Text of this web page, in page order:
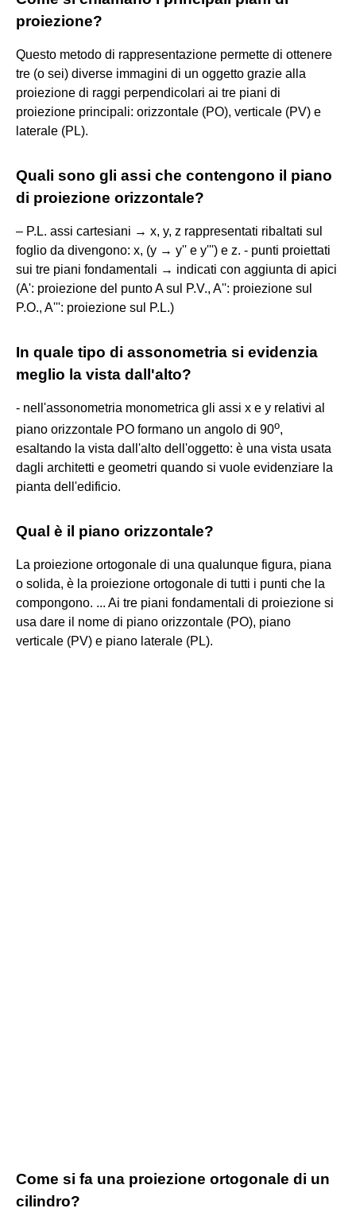
proiezione?
Questo metodo di rappresentazione permette di ottenere
tre (o sei) diverse immagini di un oggetto grazie alla
proiezione di raggi perpendicolari ai tre piani di
proiezione principali: orizzontale (PO), verticale (PV) e
laterale (PL).
Quali sono gli assi che contengono il piano
di proiezione orizzontale?
– P.L. assi cartesiani → x, y, z rappresentati ribaltati sul
foglio da divengono: x, (y → y'' e y''') e z. - punti proiettati
sui tre piani fondamentali → indicati con aggiunta di apici
(A': proiezione del punto A sul P.V., A'': proiezione sul
P.O., A''': proiezione sul P.L.)
In quale tipo di assonometria si evidenzia
meglio la vista dall'alto?
- nell'assonometria monometrica gli assi x e y relativi al
piano orizzontale PO formano un angolo di 90o,
esaltando la vista dall'alto dell'oggetto: è una vista usata
dagli architetti e geometri quando si vuole evidenziare la
pianta dell'edificio.
Qual è il piano orizzontale?
La proiezione ortogonale di una qualunque figura, piana
o solida, è la proiezione ortogonale di tutti i punti che la
compongono. ... Ai tre piani fondamentali di proiezione si
usa dare il nome di piano orizzontale (PO), piano
verticale (PV) e piano laterale (PL).
Come si fa una proiezione ortogonale di un
cilindro?